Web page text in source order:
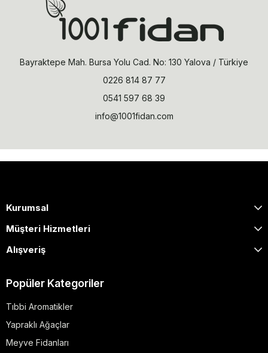
Bayraktepe Mah. Bursa Yolu Cad. No: 130 Yalova / Türkiye
0226 814 87 77
0541 597 68 39
info@1001fidan.com
Kurumsal
Müşteri Hizmetleri
Alışveriş
Popüler Kategoriler
Tıbbi Aromatikler
Yapraklı Ağaçlar
Meyve Fidanları